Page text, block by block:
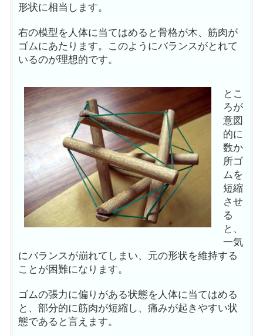
形状に相当します。
右の模型を人体に当てはめると骨格が木、筋肉が
ゴムにあたります。このようにバランスがとれて
いるのが理想的です。
とこ
ろが
意図
的に
数か
所ゴ
ムを
短縮
させ
る
と、
一気
にバランスが崩れてしまい、元の形状を維持する
ことが困難になります。
ゴムの張力に偏りがある状態を人体に当てはめる
と、部分的に筋肉が短縮し、痛みが起きやすい状
態であると言えます。